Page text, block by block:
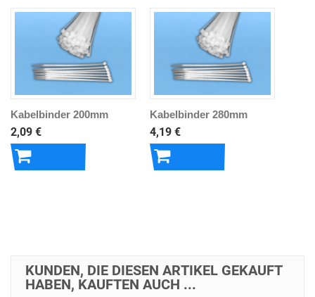
Kabelbinder 200mm
2,09 €
Kabelbinder 280mm
4,19 €
KUNDEN, DIE DIESEN ARTIKEL GEKAUFT
HABEN, KAUFTEN AUCH ...